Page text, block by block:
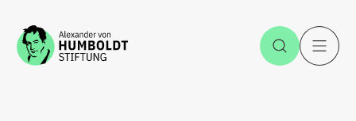
Zum Inhalt springen Suche